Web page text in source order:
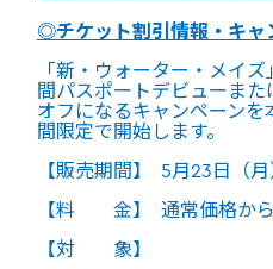
◎チケット割引情報・キャ
「新・ウォーター・メイ
間パスポートデビューま
オフになるキャンペーン
間限定で開始します。
【販売期間】 5月23日（月
【料 金】 通常価格か
【対 象】